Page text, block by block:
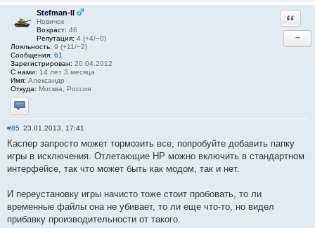
Stefman-II
Новичок
Возраст: 46
Репутация: 4 (+4/−0)
Лояльность: 9 (+11/−2)
Сообщения: 61
Зарегистрирован: 20.04.2012
С нами: 14 лет 3 месяца
Имя: Александр
Откуда: Москва, Россия
Отправить личное сообщение
−
#85 23.01.2013, 17:41
Каспер запросто может тормозить все, попробуйте добавить папку
игры в исключения. Отлетающие НР можно включить в стандартном
интерфейсе, так что может быть как модом, так и нет.
И переустановку игры начисто тоже стоит пробовать, то ли
временные файлы она не убивает, то ли еще что-то, но видел
прибавку производительности от такого.